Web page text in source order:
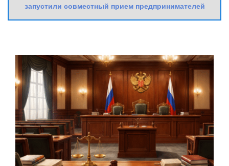
запустили совместный прием предпринимателей